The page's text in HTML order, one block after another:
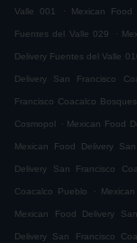
Valle 001 . Mexican
Fuentes del Valle 029 .
Delivery Fuentes del Valle
Delivery San Francisco
Francisco Coacalco
Cosmopol . Mexican Food
Mexican Food Delivery
Delivery San Francisco
Coacalco Pueblo .
Mexican Food Delivery
Delivery San Francisco